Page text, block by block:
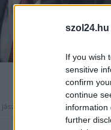
szol24.hu
If you wish
sensitive
confirm
continue
information
further
jász nemzet egyesület,